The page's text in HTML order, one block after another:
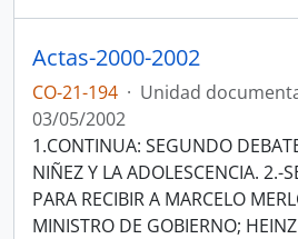
Actas-2000-2002
CO-21-194 · Unidad
03/05/2002
1.CONTINUA: SEGUNDO
NIÑEZ Y LA ADOLESCENCIA. 2.-
PARA RECIBIR A MARCELO
MINISTRO DE GOBIERNO;